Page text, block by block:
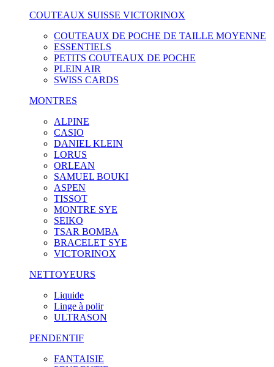
COUTEAUX SUISSE VICTORINOX
COUTEAUX DE POCHE DE TAILLE MOYENNE
ESSENTIELS
PETITS COUTEAUX DE POCHE
PLEIN AIR
SWISS CARDS
MONTRES
ALPINE
CASIO
DANIEL KLEIN
LORUS
ORLEAN
SAMUEL BOUKI
ASPEN
TISSOT
MONTRE SYE
SEIKO
TSAR BOMBA
BRACELET SYE
VICTORINOX
NETTOYEURS
Liquide
Linge à polir
ULTRASON
PENDENTIF
FANTAISIE